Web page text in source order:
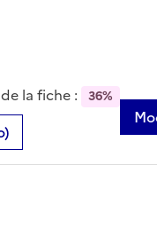
la fiche : 36%